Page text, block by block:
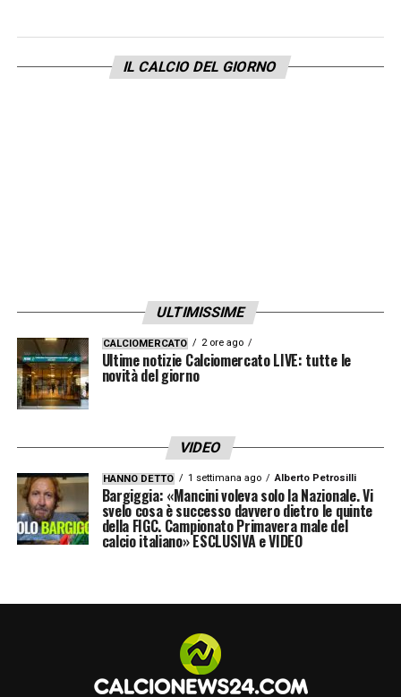
conferma». Mariani avrebbe poi
effettivamente diretto quella partita,
intercettazioni rientrano nell’inchiesta
condotta dal pmMaurizio Ascione
dall’aggiuntoPaolo Ielo. Il nuovo capo di
imputazione ipotizzerebbe designazioni
frutto diinterferenze
Intere «previo concerto
Nel testo riportato dal quotidiano viene
citato ancheGabriele Gravina, all’epoca
presidente dellaFIGC, indicato come figura
Inchiesta arbitri, le partite finite nel
IL CALCIO DEL GIORNO
ULTIMISSIME
CALCIOMERCATO 2 ore ago
Ultime notizie Calciomercato LIVE: tutte le
novità del giorno
VIDEO
HANNO DETTO 1 settimana ago Alberto Petrosilli
Bargiggia: «Mancini voleva solo la Nazionale. Vi
svelo cosa è successo davvero dietro le quinte
della FIGC. Campionato Primavera male del
calcio italiano» ESCLUSIVA e VIDEO